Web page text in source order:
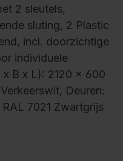
2 sleutels,
sluting, 2 Plastic
incl. doorzichtige
individuele
B x L): 2120 x 600
Deuren:
7021 Zwartgrijs